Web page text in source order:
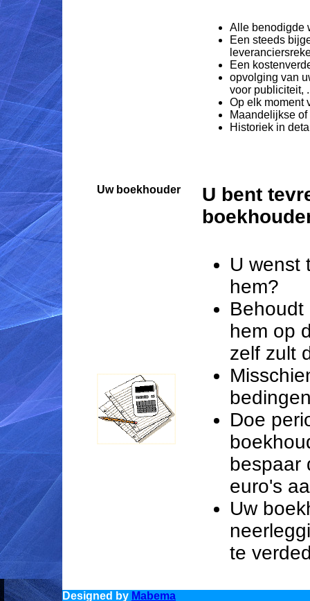
Alle benodigde
Een steeds
Een
opvolging van
voor publiciteit,
Op elk moment
Maandelijkse
Historiek in
Uw boekhouder
U bent
U wenst
hem?
Behoudt
hem op
zelf zult
Doe
bespaar
euro's
Uw
te
Designed by Mabema